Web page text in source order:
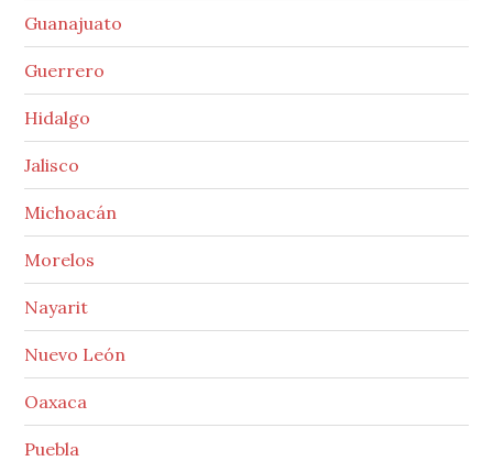
Guanajuato
Guerrero
Hidalgo
Jalisco
Michoacán
Morelos
Nayarit
Nuevo León
Oaxaca
Puebla